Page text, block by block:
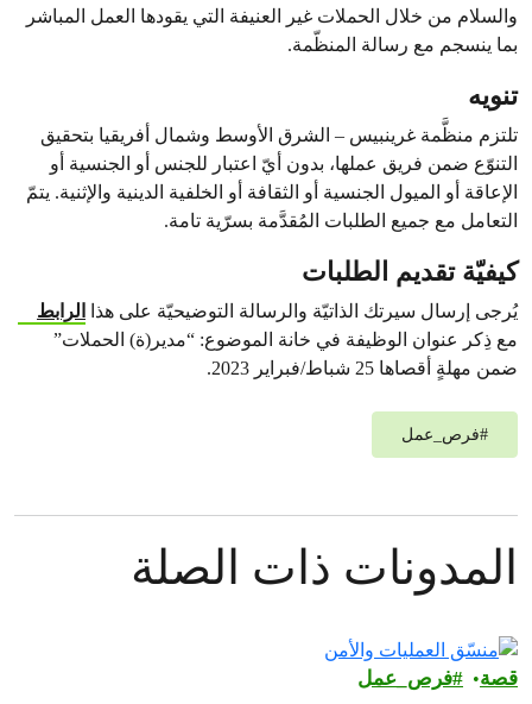
والسلام من خلال الحملات غير العنيفة التي يقودها العمل المباشر
بما ينسجم مع رسالة المنظّمة.
تنويه
تلتزم منظَّمة غرينبيس – الشرق الأوسط وشمال أفريقيا بتحقيق
التنوّع ضمن فريق عملها، بدون أيّ اعتبار للجنس أو الجنسية أو
الإعاقة أو الميول الجنسية أو الثقافة أو الخلفية الدينية والإثنية. يتمّ
التعامل مع جميع الطلبات المُقدَّمة بسرّية تامة.
كيفيّة تقديم الطلبات
يُرجى إرسال سيرتك الذاتيّة والرسالة التوضيحيّة على هذا الرابط
مع ذِكر عنوان الوظيفة في خانة الموضوع: “مدير(ة) الحملات”
ضمن مهلةٍ أقصاها 25 شباط/فبراير 2023.
#فرص_عمل
المدونات ذات الصلة
قصة فرص_عمل